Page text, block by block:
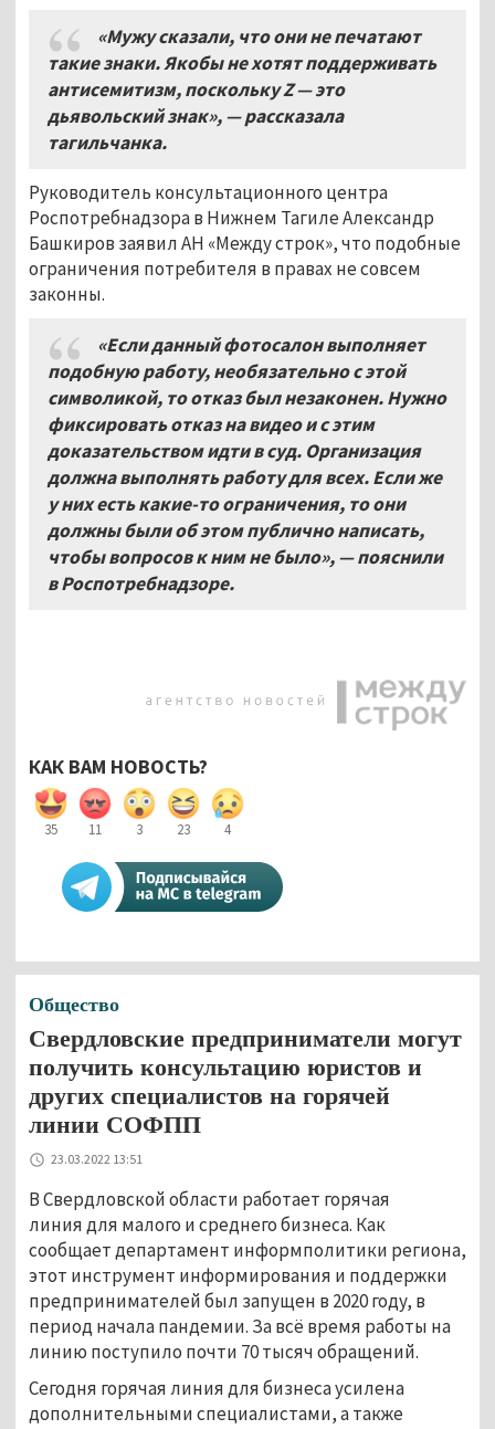
«Мужу сказали, что они не печатают
такие знаки. Якобы не хотят поддерживать
антисемитизм, поскольку Z—это
дьявольский знак», — рассказала
тагильчанка.
Руководитель консультационного центра
Роспотребнадзора в Нижнем Тагиле Александр
Башкиров заявил АН «Между строк», что подобные
ограничения потребителя в правах не совсем
законны.
«Если данный фотосалон выполняет
подобную работу, необязательно с этой
символикой, то отказ был незаконен. Нужно
фиксировать отказ на видео и с этим
доказательством идти в суд. Организация
должна выполнять работу для всех. Если же
у них есть какие-то ограничения, то они
должны были об этом публично написать,
чтобы вопросов к ним не было», — пояснили
в Роспотребнадзоре.
КАК ВАМ НОВОСТЬ?
35 11 3 23 4
Общество
Свердловские предприниматели могут
получить консультацию юристов и
других специалистов на горячей
линии СОФПП
23.03.2022 13:51
В Свердловской области работает горячая
линия для малого и среднего бизнеса. Как
сообщает департамент информполитики региона,
этот инструмент информирования и поддержки
предпринимателей был запущен в 2020 году, в
период начала пандемии. За всё время работы на
линию поступило почти 70 тысяч обращений.
Сегодня горячая линия для бизнеса усилена
дополнительными специалистами, а также